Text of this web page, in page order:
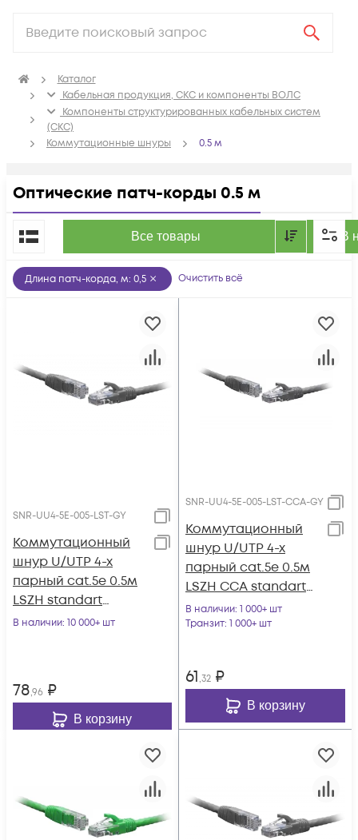
Каталог
Кабельная продукция, СКС и компоненты ВОЛС
Компоненты структурированных кабельных систем
(СКС)
Коммутационные шнуры
0.5 м
Оптические патч-корды 0.5 м
Все товары В
По популярности
Длина патч-корда, м: 0,5 Очистить всё
SNR-UU4-5E-005-LST-GY
Коммутационный
шнур U/UTP 4-х
парный cat.5e 0.5м
LSZH standart
серый
В наличии: 10 000+ шт
78,96 ₽
В корзину
SNR-UU4-5E-005-LST-CCA-GY
Коммутационный
шнур U/UTP 4-х
парный cat.5e 0.5м
LSZH CCA standart
серый
В наличии: 1 000+ шт
Транзит: 1 000+ шт
61,32 ₽
В корзину